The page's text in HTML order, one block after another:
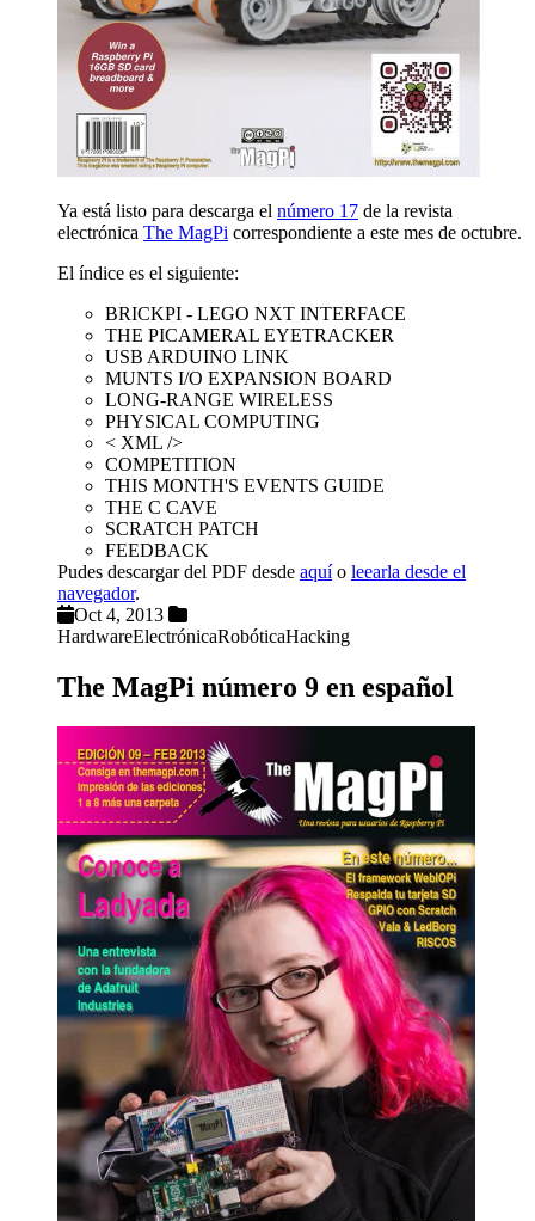
Ya está listo para descarga el número 17 de la revista
electrónica The MagPi correspondiente a este mes de octubre.
El índice es el siguiente:
BRICKPI - LEGO NXT INTERFACE
THE PICAMERAL EYETRACKER
USB ARDUINO LINK
MUNTS I/O EXPANSION BOARD
LONG-RANGE WIRELESS
PHYSICAL COMPUTING
< XML />
COMPETITION
THIS MONTH'S EVENTS GUIDE
THE C CAVE
SCRATCH PATCH
FEEDBACK
Pudes descargar del PDF desde aquío leearla desde el
navegador.
Oct 4, 2013
HardwareElectrónicaRobóticaHacking
The MagPi número 9 en español